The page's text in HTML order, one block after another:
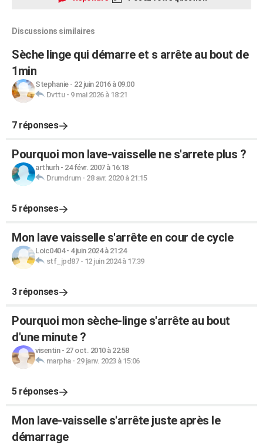
Discussions similaires
Sèche linge qui démarre et s arrête au bout de
1min
Stephanie- 22 juin 2016 à 09:00
Dvttu- 9 mai 2026 à 18:21
7 réponses
Pourquoi mon lave-vaisselle ne s'arrete plus ?
arthurh- 24 févr. 2007 à 16:18
Drumdrum- 28 avr. 2020 à 21:15
5 réponses
Mon lave vaisselle s'arrête en cour de cycle
Loic0404- 4 juin 2024 à 21:24
stf_jpd87- 12 juin 2024 à 17:39
3 réponses
Pourquoi mon sèche-linge s'arrête au bout
d'une minute ?
visentin- 27 oct. 2010 à 22:58
marpha- 29 janv. 2023 à 15:06
5 réponses
Mon lave-vaisselle s'arrête juste après le
démarrage